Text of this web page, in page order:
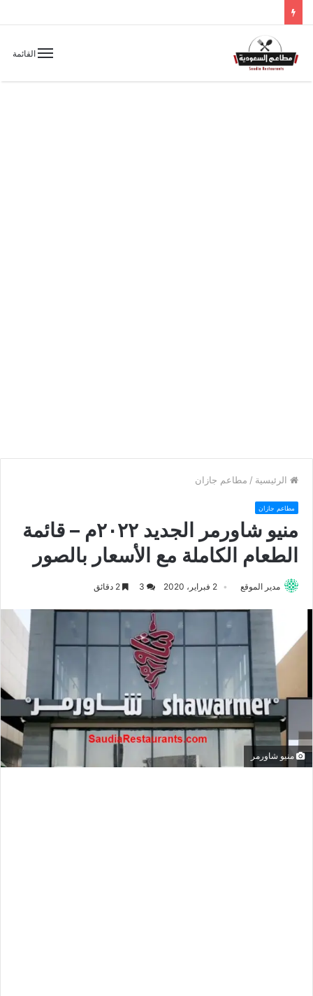
القائمة
الرئيسية / مطاعم جازان
مطاعم جازان
منيو شاورمر الجديد ٢٠٢٢م – قائمة
الطعام الكاملة مع الأسعار بالصور
مدير الموقع 2 فبراير، 2020
منيو شاورمر